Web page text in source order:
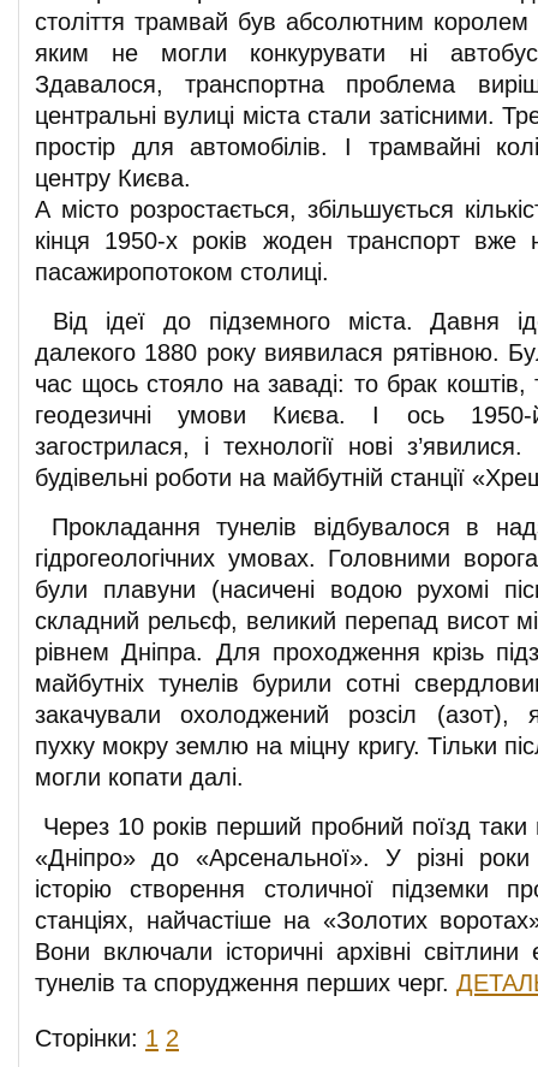
століття трамвай був абсолютним королем
яким не могли конкурувати ні
Здавалося, транспортна проблема
центральні вулиці міста стали затісними.
простір для автомобілів. І трамвайні
центру Києва.
А місто розростається, збільшується
кінця 1950-х років жоден транспорт вже
пасажиропотоком столиці.
Від ідеї до підземного міста. Давня
далекого 1880 року виявилася рятівною.
час щось стояло на заваді: то брак коштів,
геодезичні умови Києва. І ось
загострилася, і технології нові
будівельні роботи на майбутній станції
Прокладання тунелів відбувалося в
гідрогеологічних умовах. Головними
були плавуни (насичені водою рухомі
складний рельєф, великий перепад висот
рівнем Дніпра. Для проходження крізь
майбутніх тунелів бурили сотні
закачували охолоджений розсіл (азот),
пухку мокру землю на міцну кригу. Тільки
могли копати далі.
Через 10 років перший пробний поїзд таки
«Дніпро» до «Арсенальної». У різні
історію створення столичної підземки
станціях, найчастіше на «Золотих
Вони включали історичні архівні світлини
тунелів та спорудження перших черг.
Сторінки: 1 2